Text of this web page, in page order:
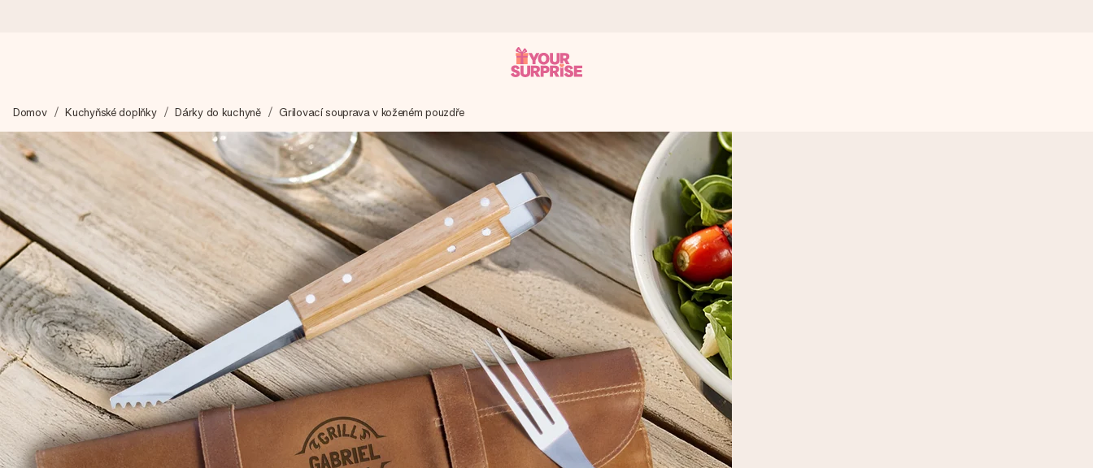
Váš dárek vytvoříme s láskou a bleskově odešleme – abyste ho mohli darovat právě v tu správnou chvíli, kdy na tom nejvíc záleží.
4,8 (na základě +15 000 recenzí)
Naše dárky inspirují. Zákazníci nás na Google Reviews hodnotí známkou 4,8.
Přáníčko zdarma
Vytvořte něco jedinečného během několika kroků – s jejím jménem, vaší fotografií nebo vzkazem, který doopravdy zahřeje u srdce. Žádné zbytečné složitosti, jen spousta lásky pro daný
okamžik.
Domov Kuchyňské doplňky Dárky do kuchyně Grilovací souprava v koženém pouzdře